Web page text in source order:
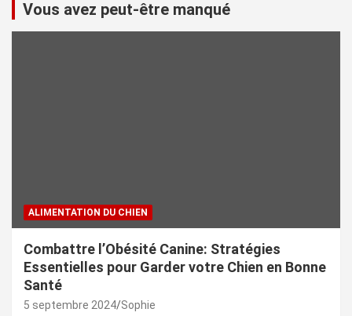
Vous avez peut-être manqué
ALIMENTATION DU CHIEN
Combattre l’Obésité Canine: Stratégies
Essentielles pour Garder votre Chien en Bonne
Santé
5 septembre 2024 Sophie